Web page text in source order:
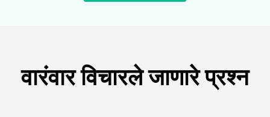
वारंवार विचारले जाणारे प्रश्न